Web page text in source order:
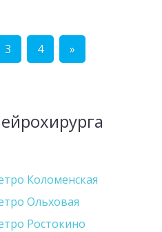
3 4 »
Коломенская
Ольховая
Ростокино